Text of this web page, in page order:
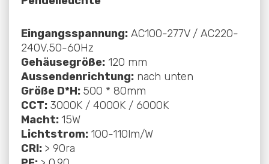
Eingangsspannung: AC100-277V / AC220-
240V,50-60Hz
Gehäusegröße: 120 mm
Aussendenrichtung: nach unten
Größe D*H: 500 * 80mm
CCT: 3000K / 4000K / 6000K
Macht: 15W
Lichtstrom: 100-110lm/W
CRI: > 90ra